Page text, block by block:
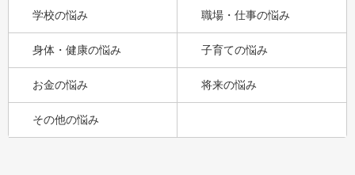
学校の悩み 職場・仕事の悩み
身体・健康の悩み 子育ての悩み
お金の悩み 将来の悩み
その他の悩み